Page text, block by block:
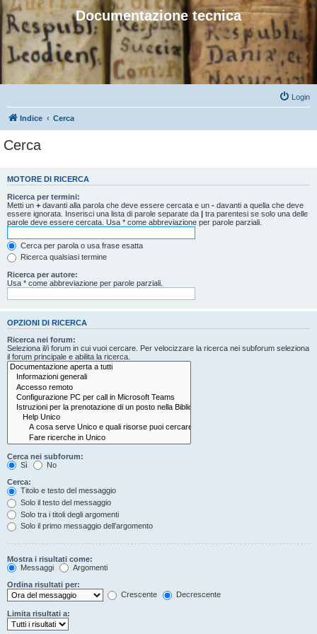
Documentazione tecnica
Login
Indice Cerca
Cerca
MOTORE DI RICERCA
Ricerca per termini:
Metti un + davanti alla parola che deve essere cercata e un - davanti a quella che deve
essere ignorata. Inserisci una lista di parole separate da | tra parentesi se solo una delle
parole deve essere cercata. Usa * come abbreviazione per parole parziali.
Cerca per parola o usa frase esatta
Ricerca qualsiasi termine
Ricerca per autore:
Usa * come abbreviazione per parole parziali.
OPZIONI DI RICERCA
Ricerca nei forum:
Seleziona il/i forum in cui vuoi cercare. Per velocizzare la ricerca nei subforum seleziona
il forum principale e abilita la ricerca.
Cerca nei subforum:
Sì
No
Cerca:
Titolo e testo del messaggio
Solo il testo del messaggio
Solo tra i titoli degli argomenti
Solo il primo messaggio dell’argomento
Mostra i risultati come:
Messaggi
Argomenti
Ordina risultati per:
Crescente
Decrescente
Limita risultati a: